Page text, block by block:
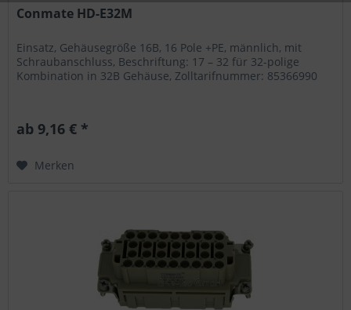
Conmate HD-E32M
Einsatz, Gehäusegröße 16B, 16 Pole +PE, männlich, mit
Schraubanschluss, Beschriftung: 17 – 32 für 32-polige
Kombination in 32B Gehäuse, Zolltarifnummer: 85366990
ab 9,16 € *
Merken